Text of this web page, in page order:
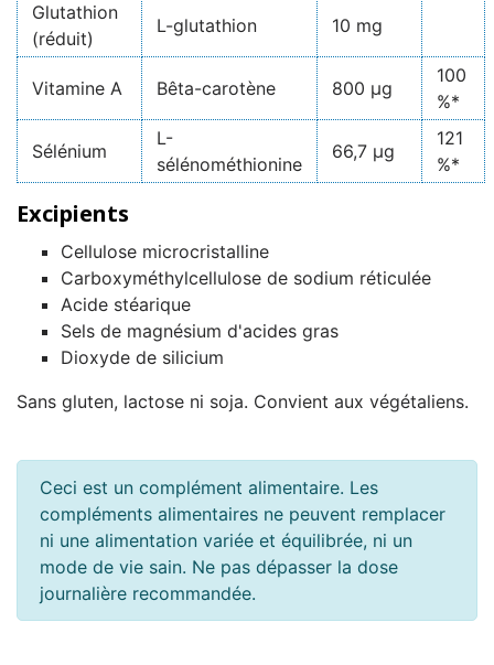
Glutathion
(réduit)
L-glutathion 10 mg
Vitamine A Bêta-carotène 800 µg
100
%*
Sélénium
L-
sélénométhionine
66,7 µg
121
%*
Excipients
Cellulose microcristalline
Carboxyméthylcellulose de sodium réticulée
Acide stéarique
Sels de magnésium d'acides gras
Dioxyde de silicium
Sans gluten, lactose ni soja. Convient aux végétaliens.
Ceci est un complément alimentaire. Les
compléments alimentaires ne peuvent remplacer
ni une alimentation variée et équilibrée, ni un
mode de vie sain. Ne pas dépasser la dose
journalière recommandée.